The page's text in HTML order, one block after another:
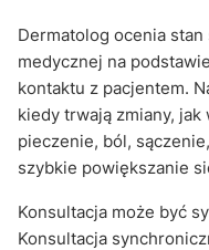
Dermatolog ocenia
medycznej na
kontaktu z pacjentem.
kiedy trwają zmiany,
pieczenie, ból,
szybkie powiększanie
Konsultacja może być
Konsultacja